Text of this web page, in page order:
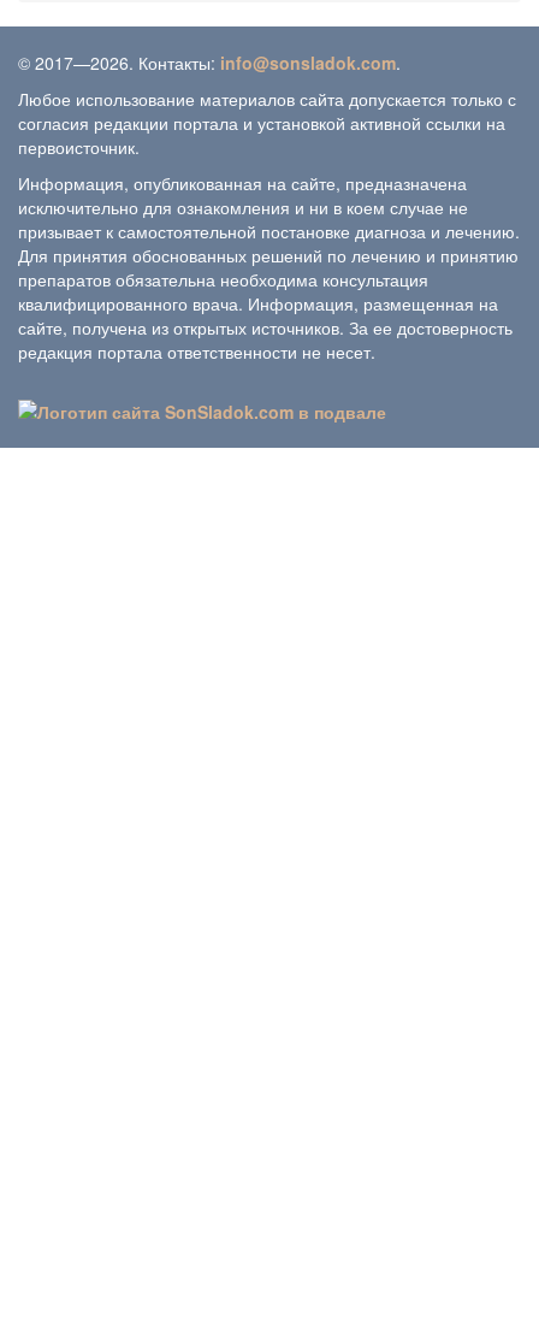
© 2017—2026. Контакты: info@sonsladok.com.
Любое использование материалов сайта допускается только с
согласия редакции портала и установкой активной ссылки на
первоисточник.
Информация, опубликованная на сайте, предназначена
исключительно для ознакомления и ни в коем случае не
призывает к самостоятельной постановке диагноза и лечению.
Для принятия обоснованных решений по лечению и принятию
препаратов обязательна необходима консультация
квалифицированного врача. Информация, размещенная на
сайте, получена из открытых источников. За ее достоверность
редакция портала ответственности не несет.